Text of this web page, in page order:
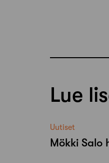
Lue
Uutiset
Mökki Salo